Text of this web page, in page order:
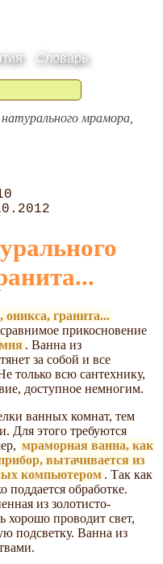
Словарь
мрамора,
гранита...
прикосновение
. Ванна из
за собой и все
только всю сантехнику,
доступное немногим.
ванных комнат, тем
Для этого требуются
мраморная ванна, как
вытачивается из
компьютером . Так как
поддается обработке.
из золотисто-
хорошо проводит свет,
подсветку. Ванна из